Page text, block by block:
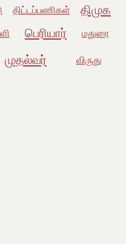
திட்டப்பணிகள்
திமுக
பெரியார் மதுரை
முதல்வர் விருது